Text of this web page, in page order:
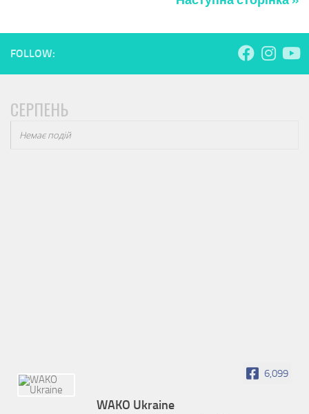
FOLLOW:
СЕРПЕНЬ
Немає подій
6,099
WAKO Ukraine